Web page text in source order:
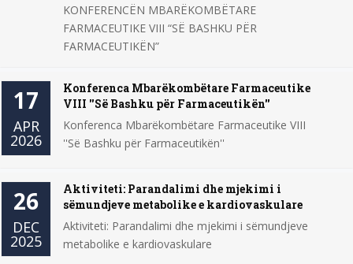
KONFERENCËN MBARËKOMBËTARE
FARMACEUTIKE VIII “SË BASHKU PËR
FARMACEUTIKËN”
17
APR
2026
Konferenca Mbarëkombëtare Farmaceutike
VIII ''Së Bashku për Farmaceutikën''
Konferenca Mbarëkombëtare Farmaceutike VIII
''Së Bashku për Farmaceutikën''
26
DEC
2025
Aktiviteti: Parandalimi dhe mjekimi i
sëmundjeve metabolike e kardiovaskulare
Aktiviteti: Parandalimi dhe mjekimi i sëmundjeve
metabolike e kardiovaskulare